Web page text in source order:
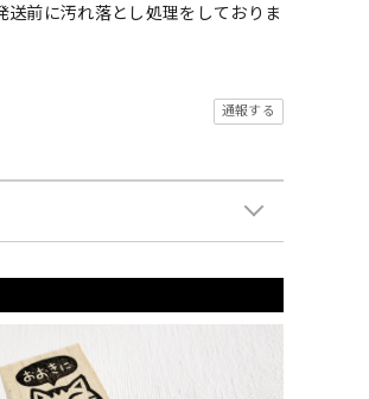
前に汚れ落とし処理をしておりま
通報する